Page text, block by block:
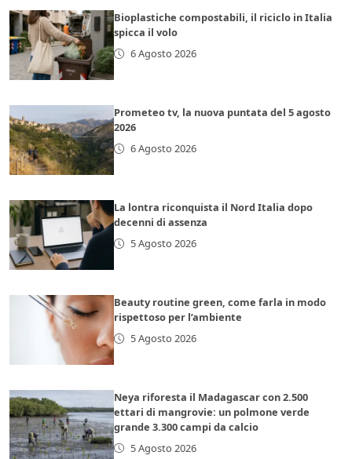
Bioplastiche compostabili, il riciclo in Italia
spicca il volo
6 Agosto 2026
Prometeo tv, la nuova puntata del 5 agosto
2026
6 Agosto 2026
La lontra riconquista il Nord Italia dopo
decenni di assenza
5 Agosto 2026
Beauty routine green, come farla in modo
rispettoso per l’ambiente
5 Agosto 2026
Neya riforesta il Madagascar con 2.500
ettari di mangrovie: un polmone verde
grande 3.300 campi da calcio
5 Agosto 2026